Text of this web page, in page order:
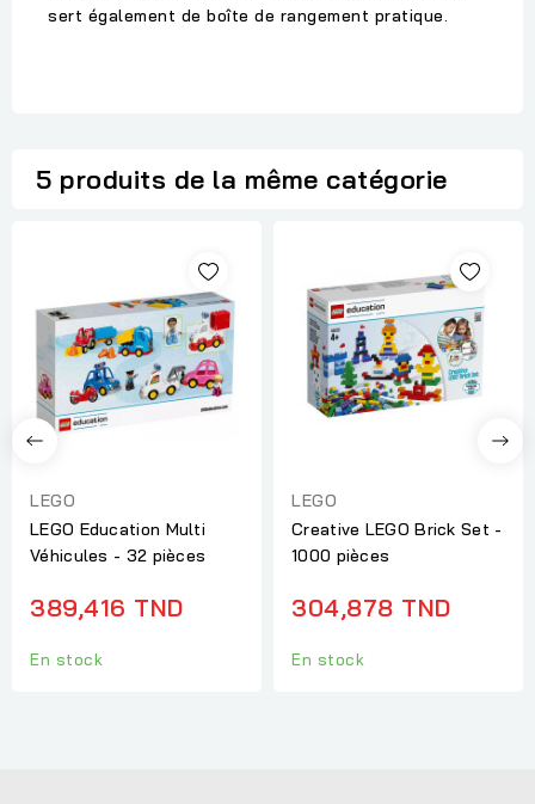
sert également de boîte de rangement pratique.
5 produits de la même catégorie
LEGO
LEGO Education Multi
Véhicules - 32 pièces
389,416 TND
En stock
LEGO
Creative LEGO Brick Set -
1000 pièces
304,878 TND
En stock